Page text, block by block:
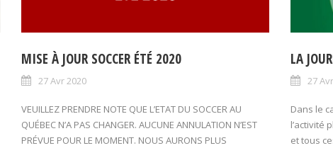
MISE À JOUR SOCCER ÉTÉ 2020
27 Avr 2020
VEUILLEZ PRENDRE NOTE QUE L’ETAT DU SOCCER AU
QUÉBEC N’A PAS CHANGER. AUCUNE ANNULATION N’EST
PRÉVUE POUR LE MOMENT. NOUS AURONS PLUS
LA
27
Dans le
l’activité
et tous